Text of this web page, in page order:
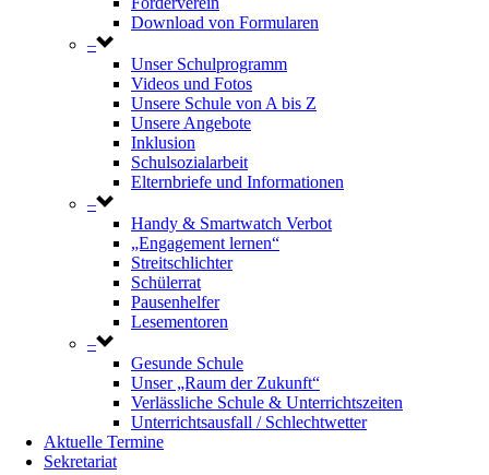
Download von Formularen
–
Unser Schulprogramm
Videos und Fotos
Unsere Schule von A bis Z
Unsere Angebote
Inklusion
Schulsozialarbeit
Elternbriefe und Informationen
–
Handy & Smartwatch Verbot
„Engagement lernen“
Streitschlichter
Schülerrat
Pausenhelfer
Lesementoren
–
Gesunde Schule
Unser „Raum der Zukunft“
Verlässliche Schule & Unterrichtszeiten
Unterrichtsausfall / Schlechtwetter
Aktuelle Termine
Sekretariat